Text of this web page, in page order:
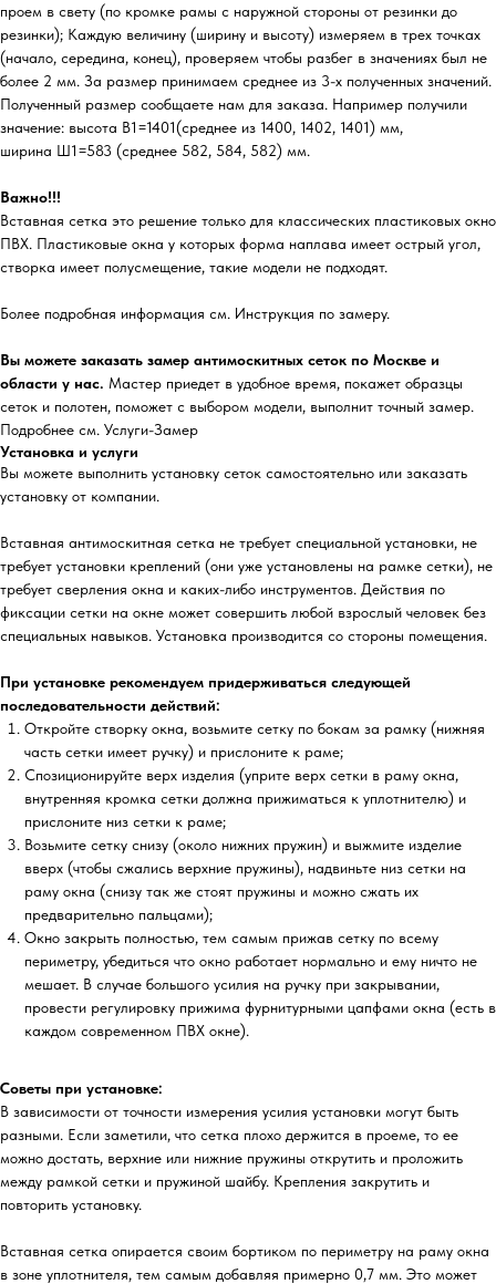
проем в свету (по кромке рамы с наружной стороны от резинки до
резинки); Каждую величину (ширину и высоту) измеряем в трех точках
(начало, середина, конец), проверяем чтобы разбег в значениях был не
более 2 мм. За размер принимаем среднее из 3-х полученных значений.
Полученный размер сообщаете нам для заказа. Например получили
значение: высота В1=1401(среднее из 1400, 1402, 1401) мм,
ширина Ш1=583 (среднее 582, 584, 582) мм.
Важно!!!
Вставная сетка это решение только для классических пластиковых окно
ПВХ. Пластиковые окна у которых форма наплава имеет острый угол,
створка имеет полусмещение, такие модели не подходят.
Более подробная информация см. Инструкция по замеру.
Вы можете заказать замер антимоскитных сеток по Москве и
области у нас. Мастер приедет в удобное время, покажет образцы
сеток и полотен, поможет с выбором модели, выполнит точный замер.
Подробнее см. Услуги-Замер
Установка и услуги
Вы можете выполнить установку сеток самостоятельно или заказать
установку от компании.
Вставная антимоскитная сетка не требует специальной установки, не
требует установки креплений (они уже установлены на рамке сетки), не
требует сверления окна и каких-либо инструментов. Действия по
фиксации сетки на окне может совершить любой взрослый человек без
специальных навыков. Установка производится со стороны помещения.
При установке рекомендуем придерживаться следующей
последовательности действий:
Откройте створку окна, возьмите сетку по бокам за рамку (нижняя
часть сетки имеет ручку) и прислоните к раме;
Спозиционируйте верх изделия (уприте верх сетки в раму окна,
внутренняя кромка сетки должна прижиматься к уплотнителю) и
прислоните низ сетки к раме;
Возьмите сетку снизу (около нижних пружин) и выжмите изделие
вверх (чтобы сжались верхние пружины), надвиньте низ сетки на
раму окна (снизу так же стоят пружины и можно сжать их
предварительно пальцами);
Окно закрыть полностью, тем самым прижав сетку по всему
периметру, убедиться что окно работает нормально и ему ничто не
мешает. В случае большого усилия на ручку при закрывании,
провести регулировку прижима фурнитурными цапфами окна (есть в
каждом современном ПВХ окне).
Советы при установке:
В зависимости от точности измерения усилия установки могут быть
разными. Если заметили, что сетка плохо держится в проеме, то ее
можно достать, верхние или нижние пружины открутить и проложить
между рамкой сетки и пружиной шайбу. Крепления закрутить и
повторить установку.
Вставная сетка опирается своим бортиком по периметру на раму окна
в зоне уплотнителя, тем самым добавляя примерно 0,7 мм. Это может